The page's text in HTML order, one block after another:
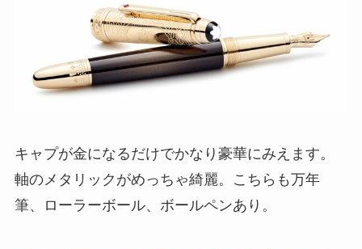
キャプが金になるだけでかなり豪華にみえます。
軸のメタリックがめっちゃ綺麗。こちらも万年
筆、ローラーボール、ボールペンあり。